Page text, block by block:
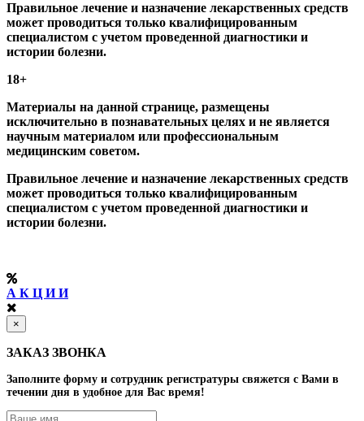
Правильное лечение и назначение лекарственных средств
может проводиться только квалифицированным
специалистом с учетом проведенной диагностики и
истории болезни.
18+
Материалы на данной странице, размещены
исключительно в познавательных целях и не является
научным материалом или профессиональным
медицинским советом.
Правильное лечение и назначение лекарственных средств
может проводиться только квалифицированным
специалистом с учетом проведенной диагностики и
истории болезни.
А К Ц И И
×
ЗАКАЗ ЗВОНКА
Заполните форму и сотрудник регистратуры свяжется с Вами в
течении дня в удобное для Вас время!